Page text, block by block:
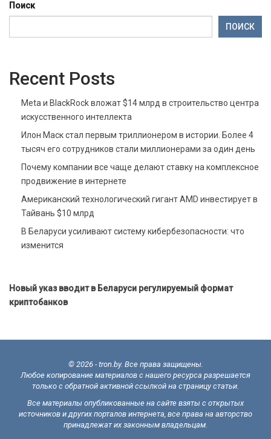
Поиск
ПОИСК
Recent Posts
Meta и BlackRock вложат $14 млрд в строительство центра
искусственного интеллекта
Илон Маск стал первым триллионером в истории. Более 4
тысяч его сотрудников стали миллионерами за один день
Почему компании все чаще делают ставку на комплексное
продвижение в интернете
Американский технологический гигант AMD инвестирует в
Тайвань $10 млрд
В Беларуси усиливают систему кибербезопасности: что
изменится
Новый указ вводит в Беларуси регулируемый формат
криптобанков
© 2026 - tron.by. Все права защищены.
Любое копирование материалов с нашего ресурса разрешается
только с обратной активной ссылкой на страницу статьи.
Все материалы опубликованные на сайте взяты с открытых
источников и других порталов интернета, все права на авторство
принадлежат их законным владельцам.